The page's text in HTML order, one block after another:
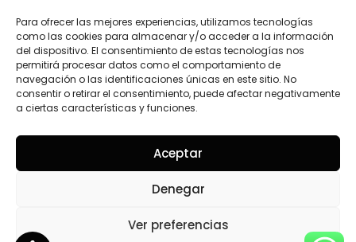
Para ofrecer las mejores experiencias, utilizamos tecnologías
como las cookies para almacenar y/o acceder a la información
del dispositivo. El consentimiento de estas tecnologías nos
permitirá procesar datos como el comportamiento de
navegación o las identificaciones únicas en este sitio. No
consentir o retirar el consentimiento, puede afectar negativamente
a ciertas características y funciones.
Aceptar
Denegar
Ver preferencias
Fernando CD
podrán asistir
gratis a los
partidos del
primer
ESCUELA